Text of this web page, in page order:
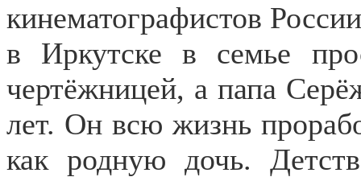
кинематографистов
в Иркутске в семье
чертёжницей, а папа
лет. Он всю жизнь
как родную дочь.